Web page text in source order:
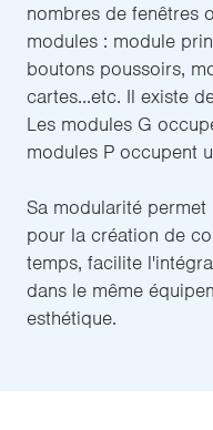
nombres de fenêtres
modules : module
boutons poussoirs,
cartes...etc. Il existe
Les modules G
modules P occupent
Sa modularité
pour la création de
temps, facilite
dans le même
esthétique.